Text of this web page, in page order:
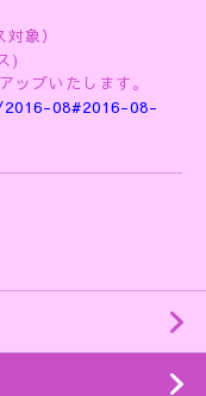
象）
)
ップいたします。
08#2016-08-